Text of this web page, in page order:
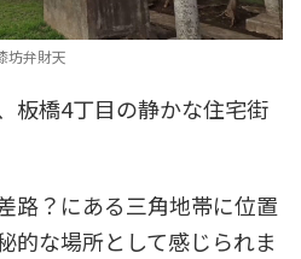
坊弁財天
板橋4丁目の静かな住宅街
路？にある三角地帯に位置
的な場所として感じられま